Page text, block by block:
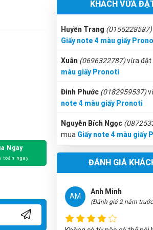
Ngay
toán ngay
KHÁCH VỪA
Giấy note 4 màu giấy
Huyền Trang (0155228587)
Giấy note 4 màu giấy
Xuân (0696322787)vừa đặt
màu giấy Pronoti
Đinh Phước (0182959537)
note 4 màu giấy Pronoti
Nguyễn Bích Ngọc
mua Giấy note 4 màu giấy
Phú Quốc(0161193277)
note 4 màu giấy Pronoti
Nguyễn Minh Hiếu
muaGiấy note 4 màu giấy
Phạm Thái Vũ (0439392039)
Giấy note 4 màu giấy
ĐÁNH GIÁ
(Đánh giá 2 năm
Hài lòng về chất lượng sản
nhân viên tư vấn kỹ
Thúy Liễu
AM
Anh Minh
(Đánh giá 2 năm